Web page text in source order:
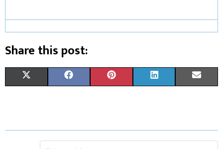
Share this post:
W E T K I